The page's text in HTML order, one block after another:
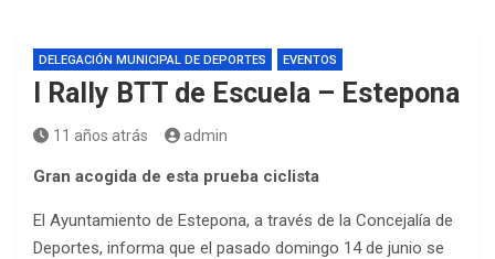
DELEGACIÓN MUNICIPAL DE DEPORTES EVENTOS
I Rally BTT de Escuela – Estepona
11 años atrás admin
Gran acogida de esta prueba ciclista
El Ayuntamiento de Estepona, a través de la Concejalía de
Deportes, informa que el pasado domingo 14 de junio se